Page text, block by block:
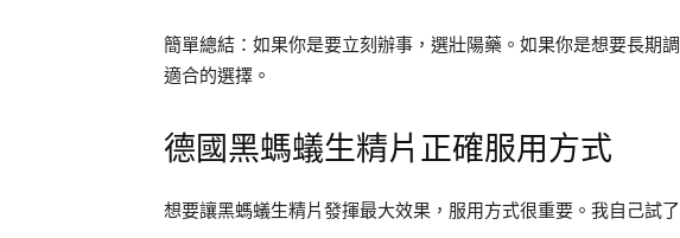
簡單總結：如果你是要立刻辦事，選壯陽藥。如果你是想要長期
適合的選擇。
德國黑螞蟻生精片正確服用方式
想要讓黑螞蟻生精片發揮最大效果，服用方式很重要。我自己試